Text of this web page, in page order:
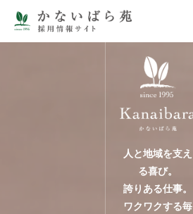
人と地域を支え
る喜び。
誇りある仕事。
ワクワクする毎